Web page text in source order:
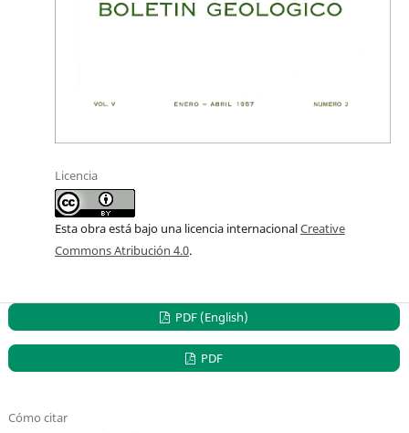
Licencia
Esta obra está bajo una licencia internacionalCreative
Commons Atribución 4.0.
PDF (English)
PDF
Cómo citar